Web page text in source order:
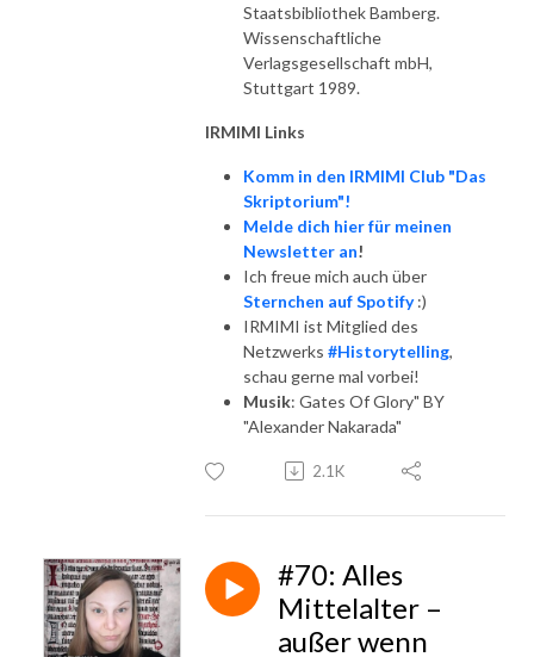
Staatsbibliothek Bamberg.
Wissenschaftliche
Verlagsgesellschaft mbH,
Stuttgart 1989.
IRMIMI Links
Komm in den IRMIMI Club "Das
Skriptorium"!
Melde dich hier für meinen
Newsletter an!
Ich freue mich auch über
Sternchen auf Spotify:)
IRMIMI ist Mitglied des
Netzwerks #Historytelling,
schau gerne mal vorbei!
Musik: Gates Of Glory" BY
"Alexander Nakarada"
2.1K
#70: Alles
Mittelalter –
außer wenn